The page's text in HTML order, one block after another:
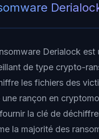
Derialock est
de type crypto-
les fichiers des
une rançon en
la clé de
la majorité des